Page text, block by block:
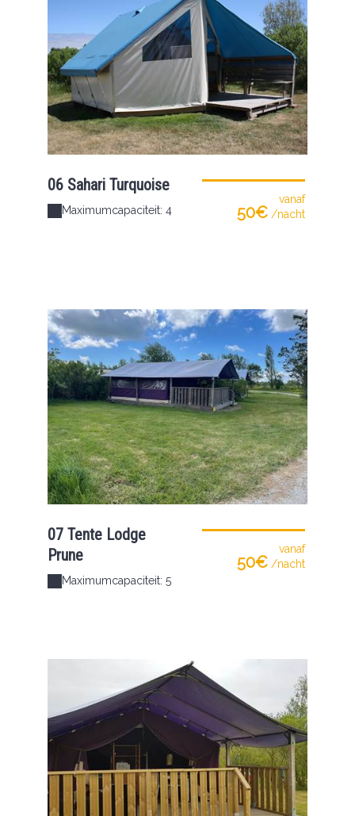
06 Sahari Turquoise
Maximumcapaciteit: 4
vanaf
50€ /nacht
07 Tente Lodge
Prune
Maximumcapaciteit: 5
vanaf
50€ /nacht